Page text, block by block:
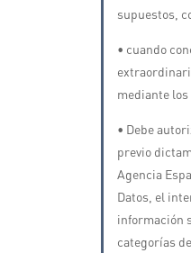
supuestos,
• cuando
mediante los
• Debe
previo
Agencia
Datos, el
información
categorías